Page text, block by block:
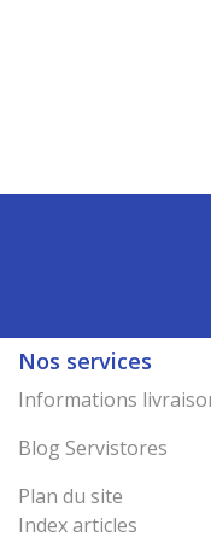
Nos services
Informations
Blog Servistores
Plan du site
Index articles